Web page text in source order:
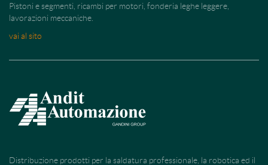
Pistoni e segmenti, ricambi per motori, fonderia leghe leggere,
lavorazioni meccaniche.
vai al sito
Distribuzione prodotti per la saldatura professionale, la robotica ed il